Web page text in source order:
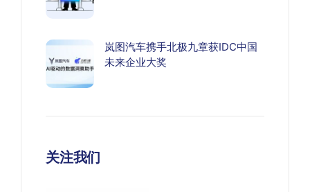
岚图汽车携手北极九章获IDC中国
未来企业大奖
关注我们